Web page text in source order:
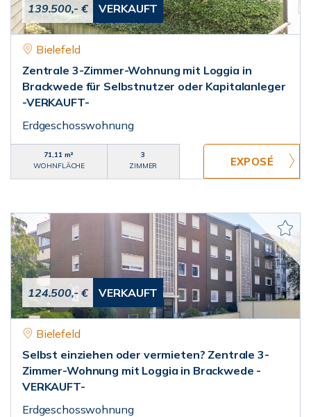
139.500,- € VERKAUFT
Bielefeld
Zentrale 3-Zimmer-Wohnung mit Loggia in
Brackwede für Selbstnutzer oder Kapitalanleger
-VERKAUFT-
Erdgeschosswohnung
71,11 m²
WOHNFLÄCHE
3
ZIMMER
124.500,- € VERKAUFT
Bielefeld
Selbst einziehen oder vermieten? Zentrale 3-
Zimmer-Wohnung mit Loggia in Brackwede -
VERKAUFT-
Erdgeschosswohnung